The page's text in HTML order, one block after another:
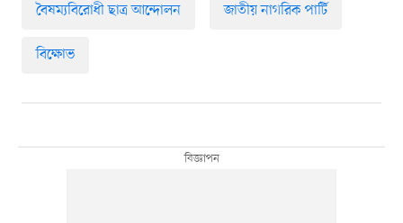
বৈষম্যবিরোধী ছাত্র আন্দোলন জাতীয় নাগরিক পার্টি
বিক্ষোভ